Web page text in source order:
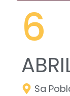
6
Sa